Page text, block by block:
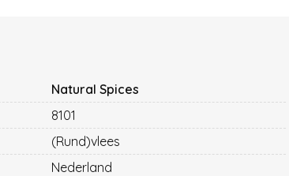
Natural Spices
8101
(Rund)vlees
Nederland